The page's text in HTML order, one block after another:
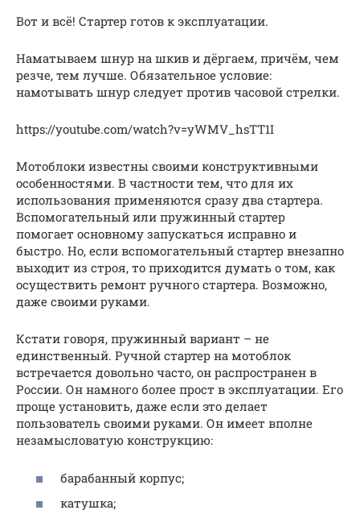
Вот и всё! Стартер готов к эксплуатации.
Наматываем шнур на шкив и дёргаем, причём, чем
резче, тем лучше. Обязательное условие:
намотывать шнур следует против часовой стрелки.
https://youtube.com/watch?v=yWMV_hsTT1I
Мотоблоки известны своими конструктивными
особенностями. В частности тем, что для их
использования применяются сразу два стартера.
Вспомогательный или пружинный стартер
помогает основному запускаться исправно и
быстро. Но, если вспомогательный стартер внезапно
выходит из строя, то приходится думать о том, как
осуществить ремонт ручного стартера. Возможно,
даже своими руками.
Кстати говоря, пружинный вариант – не
единственный. Ручной стартер на мотоблок
встречается довольно часто, он распространен в
России. Он намного более прост в эксплуатации. Его
проще установить, даже если это делает
пользователь своими руками. Он имеет вполне
незамысловатую конструкцию:
барабанный корпус;
катушка;